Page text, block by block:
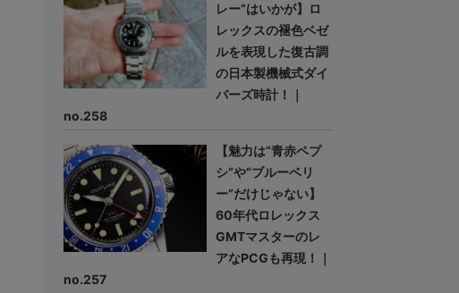
レー”はいかが】ロ
レックスの褪色ベゼ
ルを表現した復古調
の日本製機械式ダイ
バーズ時計！｜
no.258
【魅力は“青赤ペプ
シ”や“ブルーベリ
ー”だけじゃない】
60年代ロレックス
GMTマスターのレ
アなPCGも再現！｜
no.257